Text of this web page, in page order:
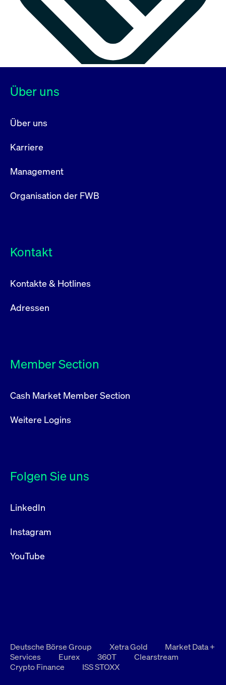
Über uns
Über uns
Karriere
Management
Organisation der FWB
Kontakt
Kontakte & Hotlines
Adressen
Member Section
Cash Market Member Section
Weitere Logins
Folgen Sie uns
LinkedIn
Instagram
YouTube
Deutsche Börse Group Xetra Gold
Market Data +
Services
Eurex 360T
Clearstream
Crypto Finance
ISS STOXX